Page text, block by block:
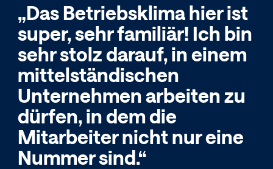
„Das Betriebs­klima hier ist
super, sehr familiär! Ich bin
sehr stolz darauf, in einem
mittelständischen
Unternehmen arbeiten zu
dürfen, in dem die
Mitarbeiter nicht nur eine
Nummer sind.“